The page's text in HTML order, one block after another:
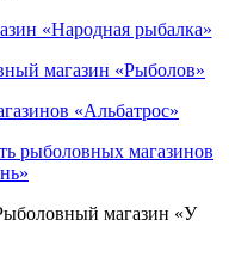
«Народная рыбалка»
магазин «Рыболов»
«Альбатрос»
рыболовных магазинов
магазин «У